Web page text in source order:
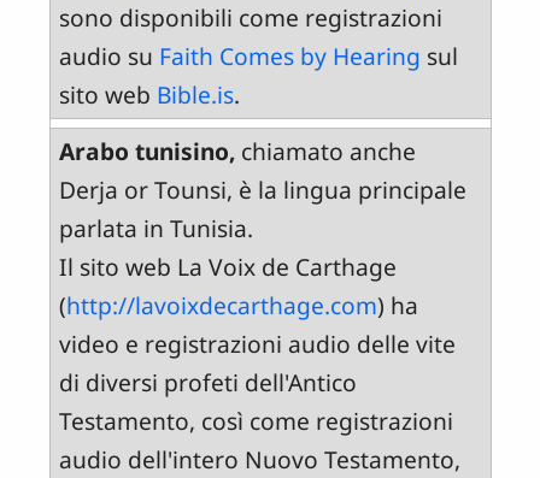
sono disponibili come registrazioni
audio su Faith Comes by Hearing sul
sito web Bible.is.
Arabo tunisino, chiamato anche
Derja or Tounsi, è la lingua principale
parlata in Tunisia.
Il sito web La Voix de Carthage
(http://lavoixdecarthage.com) ha
video e registrazioni audio delle vite
di diversi profeti dell'Antico
Testamento, così come registrazioni
audio dell'intero Nuovo Testamento,